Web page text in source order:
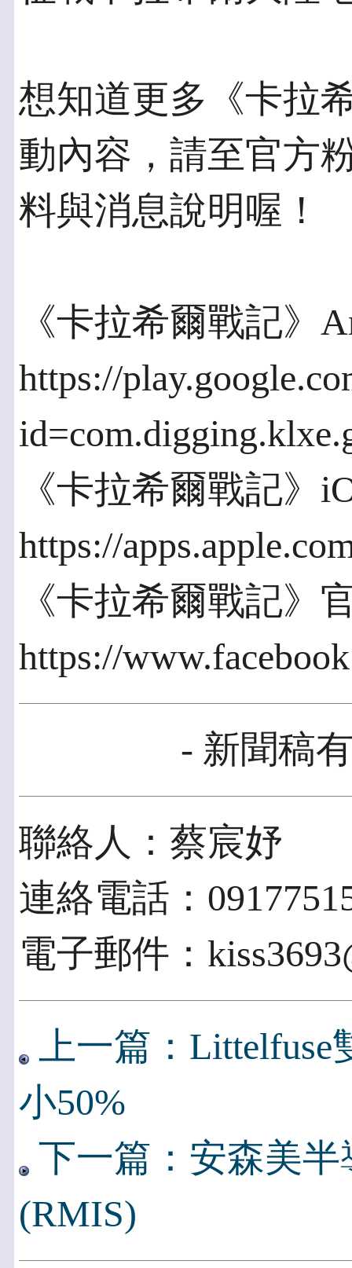
想知道更多《卡拉
動內容，請至官方
料與消息說明喔！
《卡拉希爾戰記》
https://
《卡拉希爾戰記》
https://
《卡拉希爾戰記》
https://
- 新聞稿
聯絡人：蔡宸妤
連絡電話：
電子郵件：
上一篇：
小50%
下一篇：安森美
(RMIS)